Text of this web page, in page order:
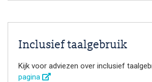
Inclusief taalgebruik
Kijk voor adviezen over inclusief
pagina